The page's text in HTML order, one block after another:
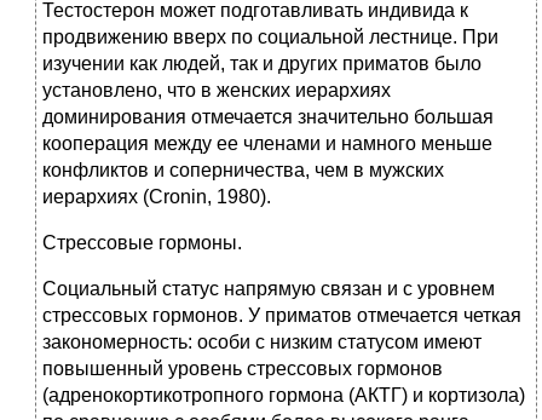
Тестостерон может подготавливать индивида к
продвижению вверх по социальной лестнице. При
изучении как людей, так и других приматов было
установлено, что в женских иерархиях
доминирования отмечается значительно большая
кооперация между ее членами и намного меньше
конфликтов и соперничества, чем в мужских
иерархиях (Cronin, 1980).
Стрессовые гормоны.
Социальный статус напрямую связан и с уровнем
стрессовых гормонов. У приматов отмечается четкая
закономерность: особи с низким статусом имеют
повышенный уровень стрессовых гормонов
(адренокортикотропного гормона (АКТГ) и кортизола)